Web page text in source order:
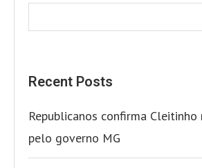
Recent Posts
Republicanos confirma Cleitinho
pelo governo MG